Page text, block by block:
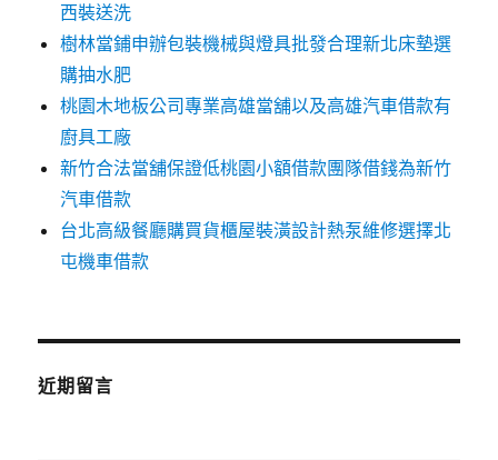
西裝送洗
樹林當鋪申辦包裝機械與燈具批發合理新北床墊選
購抽水肥
桃園木地板公司專業高雄當舖以及高雄汽車借款有
廚具工廠
新竹合法當舖保證低桃園小額借款團隊借錢為新竹
汽車借款
台北高級餐廳購買貨櫃屋裝潢設計熱泵維修選擇北
屯機車借款
近期留言